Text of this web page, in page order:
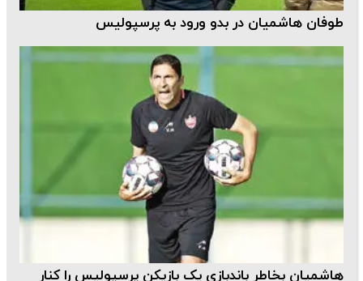
طوفان هاشمیان در بدو ورود به پرسپولیس
هاشمیان بخاطر باندبازی یک بازیکن پرسپولیس را کنار